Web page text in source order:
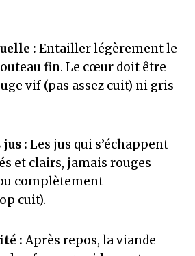
: Entailler légèrement le
fin. Le cœur doit être
vif (pas assez cuit) ni gris
: Les jus qui s’échappent
et clairs, jamais rouges
complètement
cuit).
:Après repos, la viande